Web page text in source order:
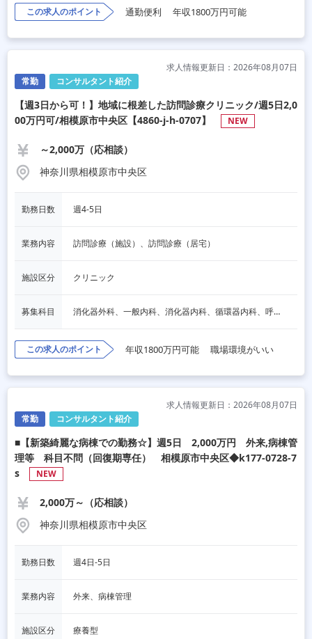
この求人のポイント 通勤便利 年収1800万円可能
常勤 コンサルタント紹介
求人情報更新日：2026年08月07日
【週3日から可！】地域に根差した訪問診療クリニック/週5日2,0
00万円可/相模原市中央区【4860-j-h-0707】
NEW
～2,000万（応相談）
神奈川県相模原市中央区
勤務日数 週4-5日
業務内容 訪問診療（施設）、訪問診療（居宅）
施設区分 クリニック
募集科目 消化器外科、一般内科、消化器内科、循環器内科、呼吸器内科、血液内科、脳神経内科、内分泌内科、老人内科、一般外科、心臓外科、呼吸器外科、脳神経外科、整形外科、形成外科、リハビリテーション科
この求人のポイント 年収1800万円可能 職場環境がいい
常勤 コンサルタント紹介
求人情報更新日：2026年08月07日
■【新築綺麗な病棟での勤務☆】週5日 2,000万円 外来,病棟管
理等 科目不問（回復期専任） 相模原市中央区◆k177-0728-7
s
NEW
2,000万～（応相談）
神奈川県相模原市中央区
勤務日数 週4日-5日
業務内容 外来、病棟管理
施設区分 療養型